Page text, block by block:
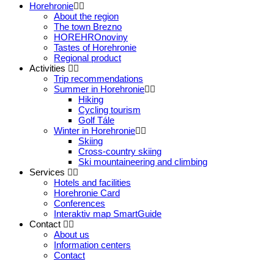
Horehronie
About the region
The town Brezno
HOREHROnoviny
Tastes of Horehronie
Regional product
Activities
Trip recommendations
Summer in Horehronie
Hiking
Cycling tourism
Golf Tále
Winter in Horehronie
Skiing
Cross-country skiing
Ski mountaineering and climbing
Services
Hotels and facilities
Horehronie Card
Conferences
Interaktiv map SmartGuide
Contact
About us
Information centers
Contact